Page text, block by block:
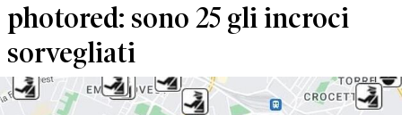
photored: sono 25 gli incroci
sorvegliati